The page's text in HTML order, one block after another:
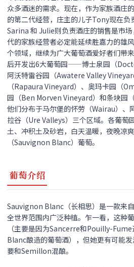
众多酒迷的需求。现在，作为家族酒庄
的第二代经营，庄主的儿子Tony现在负
Sarina 和 Julie则负责酒庄的销售是市
代的家族经营者必定能延续胜嘉力的雄
个领域，继续为广大葡萄酒爱好者们带
后开发出6大葡萄园——博士泉园（
阿沃特雷谷园（Awatere Valley
（Rapaura Vineyard）、奥玛卡园（
园（Ben Morven Vineyard）和条块园
他们分布于马尔堡的怀劳（Wairau）
拉谷（Ure Valleys）三个区域。各葡萄
土、冲积土及砂岩，白天温暖，夜晚凉
（Sauvignon Blanc）葡萄。
葡萄介绍
Sauvignon Blanc（长相思）是一款来
全世界范围内广泛种植。乍一看，这种
（主要是因为Sancerre和Pouilly-
Blanc酿造的葡萄酒），但她更有可能
要和Semillon混酿。